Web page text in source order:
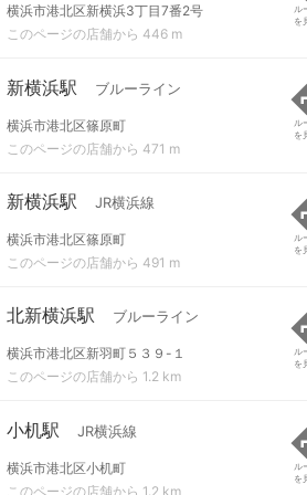
横浜市港北区新横浜3丁目7番2号
このページの店舗から 446 m
ル
を
新横浜駅 ブルーライン
横浜市港北区篠原町
このページの店舗から 471 m
ル
を
新横浜駅 JR横浜線
横浜市港北区篠原町
このページの店舗から 491 m
ル
を
北新横浜駅 ブルーライン
横浜市港北区新羽町５３９-１
このページの店舗から 1.2 km
ル
を
小机駅 JR横浜線
横浜市港北区小机町
このページの店舗から 1.2 km
ル
を